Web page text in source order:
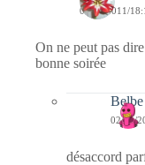
02/11/2011/
On ne peut pas
bonne soirée
Belbe
02/11/
désaccord